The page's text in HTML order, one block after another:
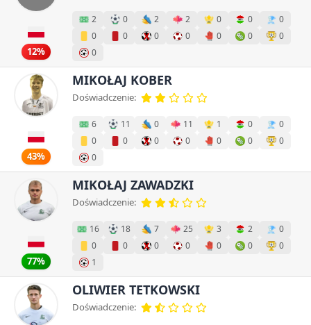
12%
2 0 2 2 0 0
0
0
0 0 0 0 0
0
0
43%
MIKOŁAJ KOBER
Doświadczenie:
6 11 0 11 1 0
0
0
0 0 0 0 0
0
0
77%
MIKOŁAJ ZAWADZKI
Doświadczenie:
16 18 7 25 3 2
0
0
0 0 0 0 0
0
1
OLIWIER TETKOWSKI
Doświadczenie: